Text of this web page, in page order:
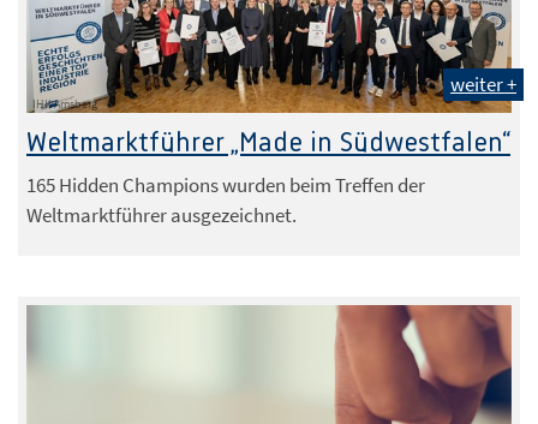
IHK Arnsberg
weiter +
Weltmarktführer „Made in Südwestfalen“
165 Hidden Champions wurden beim Treffen der
Weltmarktführer ausgezeichnet.